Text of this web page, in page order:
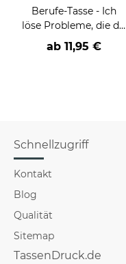
Berufe-Tasse - Ich
löse Probleme, die du
nicht verstehst -
verschiedene Berufe
ab 11,95 €
Schnellzugriff
Kontakt
Blog
Qualität
Sitemap
TassenDruck.de